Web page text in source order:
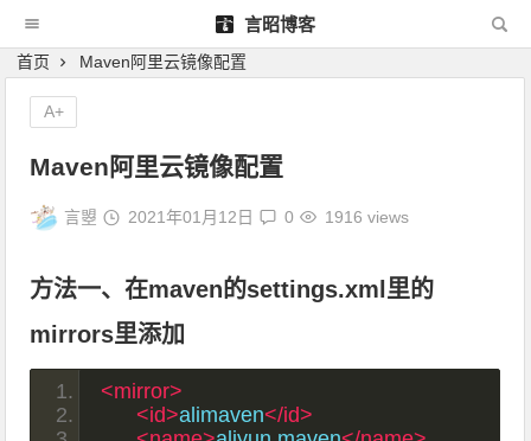
言昭博客
首页 Maven阿里云镜像配置
Maven阿里云镜像配置
言曌 2021年01月12日 0 1916 views
方法一、在maven的settings.xml里的
mirrors里添加
<mirror>
<id>alimaven</id>
A+